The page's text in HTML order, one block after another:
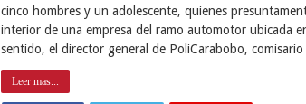
cinco hombres y un adolescente, quienes
interior de una empresa del ramo automotor ubicada
sentido, el director general de PoliCarabobo, comisario
Leer mas...